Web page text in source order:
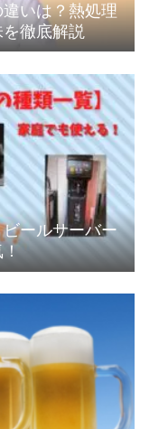
いは？熱処理
徹底解説
ールサーバー
！